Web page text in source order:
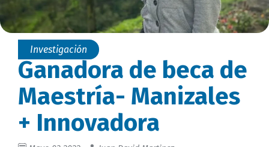
Investigación
Ganadora de beca de
Maestría- Manizales
+ Innovadora